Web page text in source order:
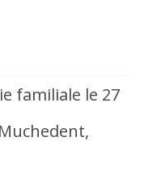
familiale le 27